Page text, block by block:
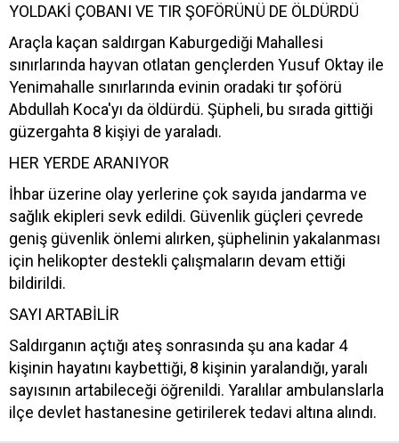
YOLDAKİ ÇOBANI VE TIR ŞOFÖRÜNÜ DE ÖLDÜRDÜ
Araçla kaçan saldırgan Kaburgediği Mahallesi
sınırlarında hayvan otlatan gençlerden Yusuf Oktay ile
Yenimahalle sınırlarında evinin oradaki tır şoförü
Abdullah Koca'yı da öldürdü. Şüpheli, bu sırada gittiği
güzergahta 8 kişiyi de yaraladı.
HER YERDE ARANIYOR
İhbar üzerine olay yerlerine çok sayıda jandarma ve
sağlık ekipleri sevk edildi. Güvenlik güçleri çevrede
geniş güvenlik önlemi alırken, şüphelinin yakalanması
için helikopter destekli çalışmaların devam ettiği
bildirildi.
SAYI ARTABİLİR
Saldırganın açtığı ateş sonrasında şu ana kadar 4
kişinin hayatını kaybettiği, 8 kişinin yaralandığı, yaralı
sayısının artabileceği öğrenildi. Yaralılar ambulanslarla
ilçe devlet hastanesine getirilerek tedavi altına alındı.